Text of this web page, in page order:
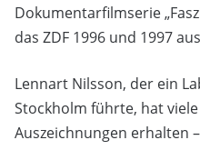
Dokumentarfilmserie
das ZDF 1996 und 1997
Lennart Nilsson, der ein
Stockholm führte, hat
Auszeichnungen erhalten